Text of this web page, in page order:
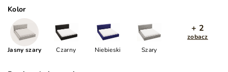
Kolor
Jasny szary Czarny Niebieski Szary
+ 2
zobacz